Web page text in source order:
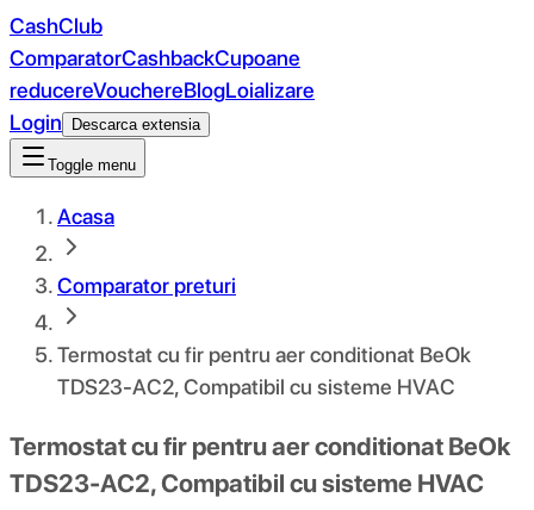
CashClub
ComparatorCashbackCupoane
reducereVouchereBlogLoializare
Login
Descarca extensia
Toggle menu
Acasa
Comparator preturi
Termostat cu fir pentru aer conditionat BeOk
TDS23-AC2, Compatibil cu sisteme HVAC
Termostat cu fir pentru aer conditionat BeOk
TDS23-AC2, Compatibil cu sisteme HVAC